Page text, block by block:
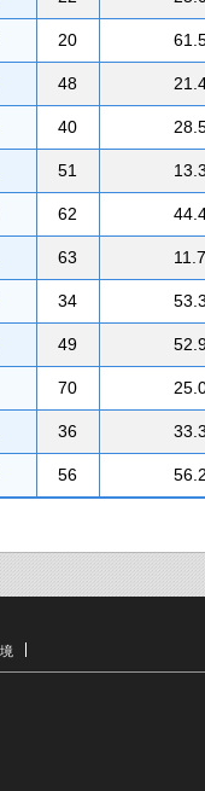
20
48
40
51
62
63
34
49
70
36
56